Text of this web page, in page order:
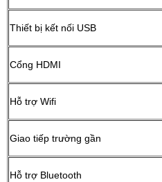
Thiết bị kết nối USB
Cổng HDMI
Hỗ trợ Wifi
Giao tiếp trường gần
Hỗ trợ Bluetooth